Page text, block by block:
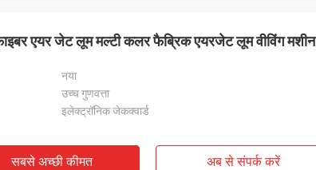
एयर जेट लूम मल्टी कलर फैब्रिक एयरजेट लूम वीविंग मशीन
नया
उच्च गुणवत्ता
इलेक्ट्रॉनिक जेकक्वार्ड
सबसे अच्छी कीमत अब से संपर्क करें